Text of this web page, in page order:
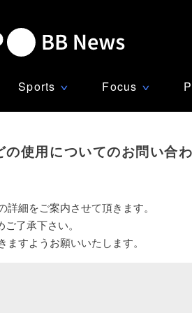
Sports ∨ Focus ∨
の使用についてのお問い合
細をご案内させて頂きます。
了承下さい。
すようお願いいたします。